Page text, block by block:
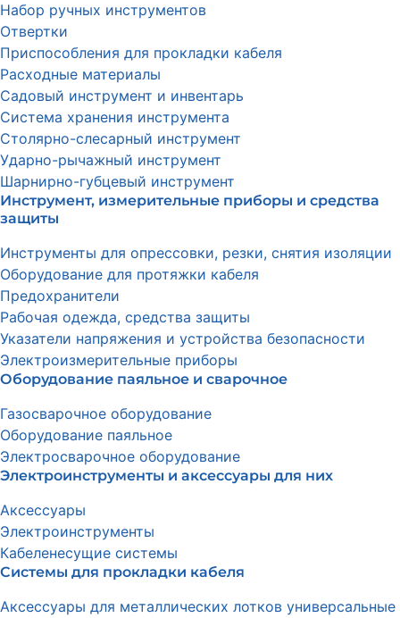
Набор ручных инструментов
Отвертки
Приспособления для прокладки кабеля
Расходные материалы
Садовый инструмент и инвентарь
Система хранения инструмента
Столярно-слесарный инструмент
Ударно-рычажный инструмент
Шарнирно-губцевый инструмент
Инструмент, измерительные приборы и средства
защиты
Инструменты для опрессовки, резки, снятия изоляции
Оборудование для протяжки кабеля
Предохранители
Рабочая одежда, средства защиты
Указатели напряжения и устройства безопасности
Электроизмерительные приборы
Оборудование паяльное и сварочное
Газосварочное оборудование
Оборудование паяльное
Электросварочное оборудование
Электроинструменты и аксессуары для них
Аксессуары
Электроинструменты
Кабеленесущие системы
Системы для прокладки кабеля
Аксессуары для металлических лотков универсальные